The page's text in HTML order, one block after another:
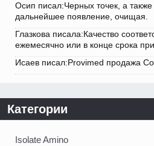
Осип писал:Черных точек, а
дальнейшее появление, очищая.
Глазкова писала:Качество
ежемесячно или в конце срока
Исаев писал:Provimed продажа
Категории
Isolate Amino